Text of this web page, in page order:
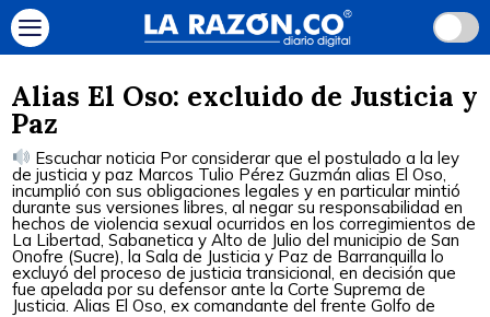
Alias El Oso: excluido de Justicia y
Paz
Escuchar noticia Por considerar que el postulado a la ley
de justicia y paz Marcos Tulio Pérez Guzmán alias El Oso,
incumplió con sus obligaciones legales y en particular mintió
durante sus versiones libres, al negar su responsabilidad en
hechos de violencia sexual ocurridos en los corregimientos de
La Libertad, Sabanetica y Alto de Julio del municipio de San
Onofre (Sucre), la Sala de Justicia y Paz de Barranquilla lo
excluyó del proceso de justicia transicional, en decisión que
fue apelada por su defensor ante la Corte Suprema de
Justicia. Alias El Oso, ex comandante del frente Golfo de